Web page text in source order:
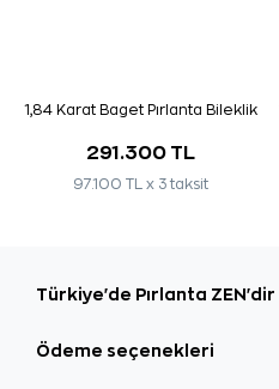
1,84 Karat Baget Pırlanta Bileklik
291.300 TL
97.100 TL x 3 taksit
Türkiye'de Pırlanta ZEN'dir
Ödeme seçenekleri